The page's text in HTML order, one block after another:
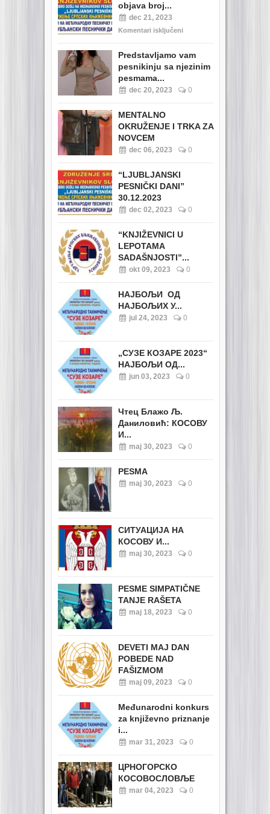
objava broj...
dec 21, 2023
Komentari isključeni
Predstavljamo vam
pesnikinju sa njezinim
pesmama...
dec 20, 2023 0
MENTALNO
OKRUŽENJE I TRKA ZA
NOVCEM
dec 06, 2023 0
“LJUBLJANSKI
PESNIČKI DANI”
30.12.2023
dec 02, 2023 0
“KNJIŽEVNICI U
LEPOTAMA
SADAŠNJOSTI”...
okt 09, 2023 0
НАЈБОЉИ ОД
НАЈБОЉИХ У...
jul 24, 2023 0
„СУЗЕ КОЗАРЕ 2023“
НАЈБОЉИ ОД...
jun 03, 2023 0
Чтец Блажо Љ.
Даниловић: КОСОВУ
И...
maj 30, 2023 0
PESMA
maj 30, 2023 0
СИТУАЦИЈА НА
КОСОВУ И...
maj 30, 2023 0
PESME SIMPATIČNE
TANJE RAŠETA
maj 18, 2023 0
DEVETI MAJ DAN
POBEDE NAD
FAŠIZMOM
maj 09, 2023 0
Međunarodni konkurs
za književno priznanje
i...
mar 31, 2023 0
ЦРНОГОРСКО
КОСОВОСЛОВЉЕ
mar 04, 2023 0